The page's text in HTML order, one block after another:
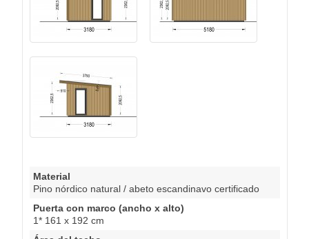
Material
Pino nórdico natural / abeto escandinavo certificado
Puerta con marco (ancho x alto)
1* 161 x 192 cm